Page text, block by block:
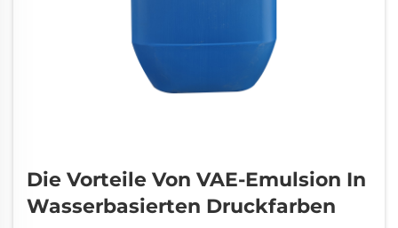
Die Vorteile Von VAE-Emulsion In
Wasserbasierten Druckfarben